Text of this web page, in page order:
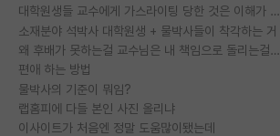
대학원생들 교수에게 가스라이팅 당한 것은 이해가 갑니다. 안타깝네요.
소재분야 석박사 대학원생 + 물박사들이 착각하는 거
왜 후배가 못하는걸 교수님은 내 책임으로 돌리는걸까요?
편애 하는 방법
물박사의 기준이 뭐임?
랩홈피에 다들 본인 사진 올리냐
이사이트가 처음엔 정말 도움많이됐는데